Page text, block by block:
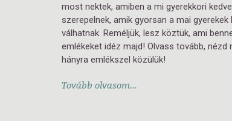
most nektek, amiben a mi gyerekkori
szerepelnek, amik gyorsan a mai gyerekek
válhatnak. Reméljük, lesz köztük, ami
emlékeket idéz majd! Olvass tovább, nézd
hányra emlékszel közülük!
Tovább olvasom...